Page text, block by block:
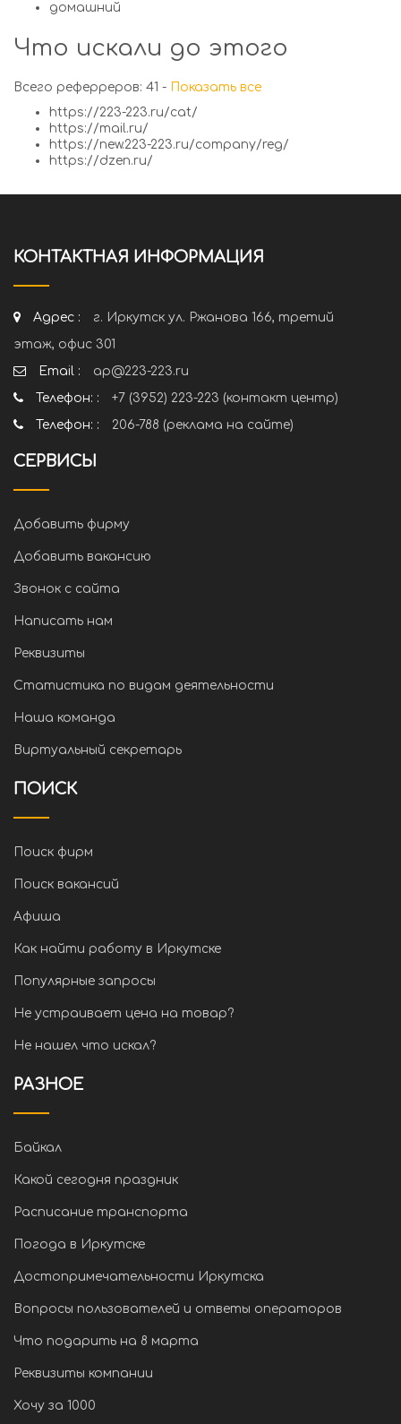
домашний
Что искали до этого
Всего реферреров: 41 - Показать все
https://223-223.ru/cat/
https://mail.ru/
https://new.223-223.ru/company/reg/
https://dzen.ru/
КОНТАКТНАЯ ИНФОРМАЦИЯ
Адрес :
г. Иркутск ул. Ржанова 166, третий
этаж, офис 301
Email :
ap@223-223.ru
Телефон: :
+7 (3952) 223-223 (контакт центр)
Телефон: :
206-788 (реклама на сайте)
СЕРВИСЫ
Добавить фирму
Добавить вакансию
Звонок с сайта
Написать нам
Реквизиты
Статистика по видам деятельности
Наша команда
Виртуальный секретарь
ПОИСК
Поиск фирм
Поиск вакансий
Афиша
Как найти работу в Иркутске
Популярные запросы
Не устраивает цена на товар?
Не нашел что искал?
РАЗНОЕ
Байкал
Какой сегодня праздник
Расписание транспорта
Погода в Иркутске
Достопримечательности Иркутска
Вопросы пользователей и ответы операторов
Что подарить на 8 марта
Реквизиты компании
Хочу за 1000